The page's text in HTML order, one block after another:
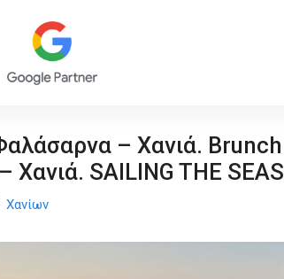
– Χανιά. Brunch
Χανιά. SAILING THE SEAS
Χανίων